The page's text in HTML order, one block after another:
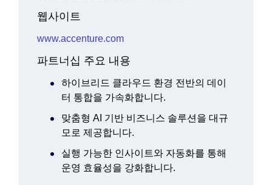
웹사이트
www.accenture.com
파트너십 주요 내용
하이브리드 클라우드 환경 전반의 데이
터 통합을 가속화합니다.
맞춤형 AI 기반 비즈니스 솔루션을 대규
모로 제공합니다.
실행 가능한 인사이트와 자동화를 통해
운영 효율성을 강화합니다.